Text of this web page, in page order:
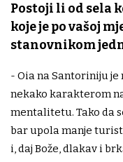
Postoji li od sela
koje je po vašoj
stanovnikom
- Oia na Santoriniju
nekako karakterom
mentalitetu. Tako da
bar upola manje
i, daj Bože, dlakav i